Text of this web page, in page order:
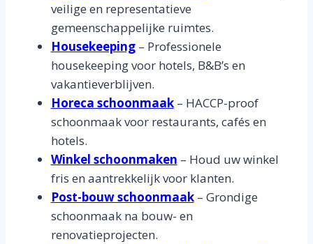
veilige en representatieve
gemeenschappelijke ruimtes.
Housekeeping– Professionele
housekeeping voor hotels, B&B’s en
vakantieverblijven.
Horeca schoonmaak– HACCP-proof
schoonmaak voor restaurants, cafés en
hotels.
Winkel schoonmaken – Houd uw winkel
fris en aantrekkelijk voor klanten.
Post-bouw schoonmaak– Grondige
schoonmaak na bouw- en
renovatieprojecten.